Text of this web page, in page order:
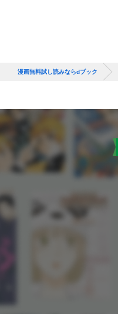
漫画無料試し読みならdブック